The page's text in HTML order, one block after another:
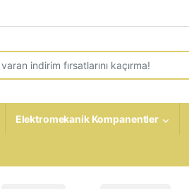
Elektromekanik Kompanentler